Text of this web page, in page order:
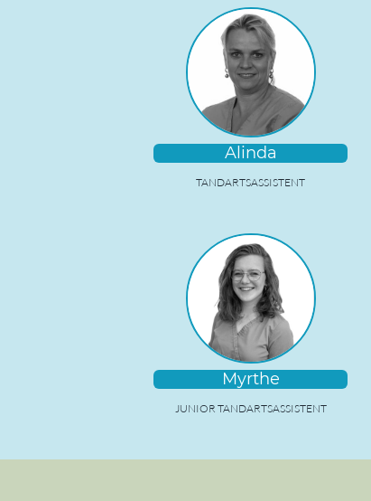
Alinda
TANDARTSASSISTENT
Myrthe
JUNIOR TANDARTSASSISTENT